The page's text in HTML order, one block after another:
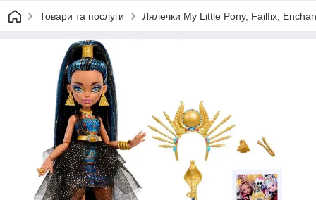
Товари та послуги Лялечки My Little Pony, Failfix,